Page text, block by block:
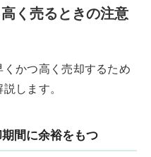
く売るときの注意
かつ高く売却するため
します。
間に余裕をもつ